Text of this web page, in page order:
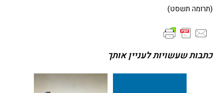
(תרומה תשסט)
כתבות שעשויות לעניין אותך